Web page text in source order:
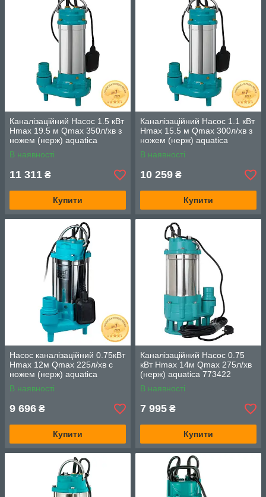
Каналізаційний Насос 1.5 кВт
Hmax 19.5 м Qmax 350л/хв з
ножем (нерж) aquatica
773434
В наявності
11 311 ₴
Купити
Каналізаційний Насос 1.1 кВт
Hmax 15.5 м Qmax 300л/хв з
ножем (нерж) aquatica
773433
В наявності
10 259 ₴
Купити
Насос каналізаційний 0.75кВт
Hmax 12м Qmax 225л/хв с
ножем (нерж) aquatica
773432
В наявності
9 696 ₴
Купити
Каналізаційний Насос 0.75
кВт Hmax 14м Qmax 275л/хв
(нерж) aquatica 773422
В наявності
7 995 ₴
Купити